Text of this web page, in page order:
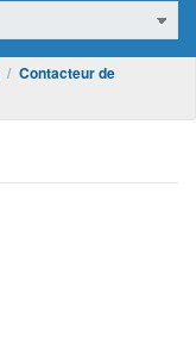
Contacteur de